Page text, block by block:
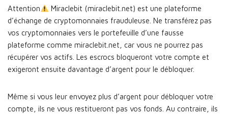
Attention
Miraclebit (miraclebit.net) est une plateforme
d’échange de cryptomonnaies frauduleuse. Ne transférez pas
vos cryptomonnaies vers le portefeuille d’une fausse
plateforme comme miraclebit.net, car vous ne pourrez pas
récupérer vos actifs. Les escrocs bloqueront votre compte et
exigeront ensuite davantage d’argent pour le débloquer.
Même si vous leur envoyez plus d’argent pour débloquer votre
compte, ils ne vous restitueront pas vos fonds. Au contraire, ils